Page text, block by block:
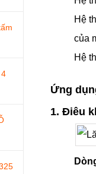
Hệ
của
Hệ
Ứng
1. Điêu